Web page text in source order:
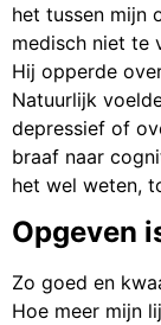
het tussen mijn
medisch niet te
Hij opperde
Natuurlijk
depressief of
braaf naar
het wel weten,
Opgeven
Zo goed en
Hoe meer mijn